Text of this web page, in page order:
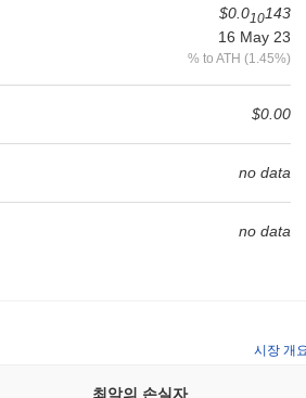
$0.010143
16 May 23
% to ATH (1.45%)
$0.00
no data
no data
시장 개
최악의 손실자